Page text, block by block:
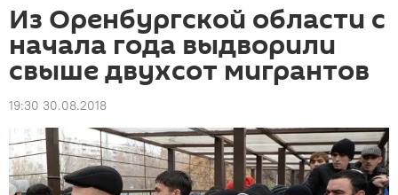
Из Оренбургской области с
начала года выдворили
свыше двухсот мигрантов
19:30 30.08.2018